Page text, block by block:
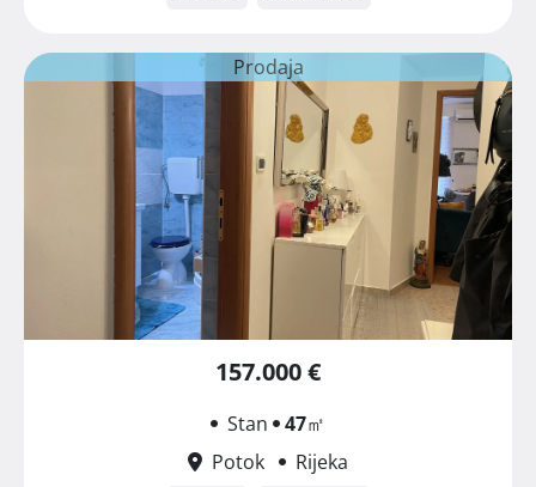
Prodaja
157.000 €
Stan 47㎡
Potok
Rijeka